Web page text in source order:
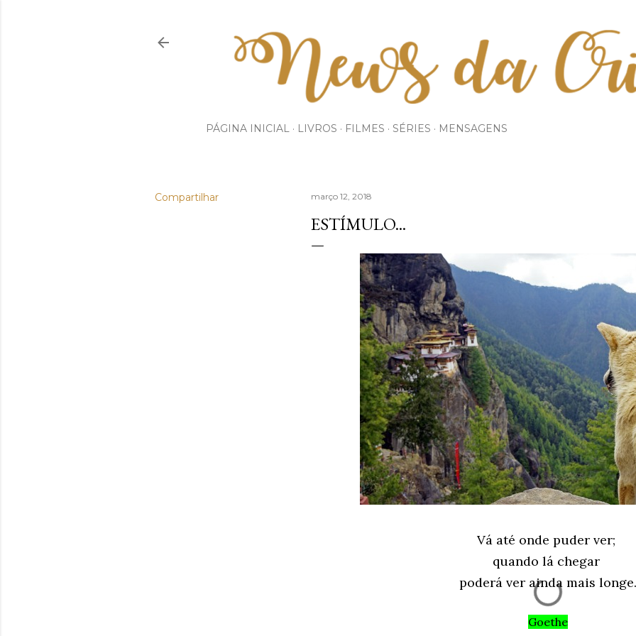
PÁGINA INICIAL LIVROS FILMES SÉRIES MENSAGENS
Compartilhar março 12, 2018
ESTÍMULO...
Vá até onde puder ver;
quando lá chegar
poderá ver ainda mais longe.
Goethe